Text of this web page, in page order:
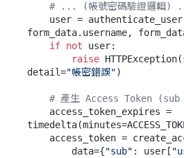
# ... (帳號密碼驗證邏輯)
form_data.username,
if not user:
raise
detail="帳密錯誤")
# 產生 Access Token (sub
        data={
"sub" : user[